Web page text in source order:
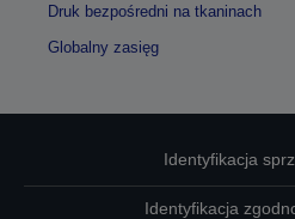
Druk bezpośredni na tkaninach
Globalny zasięg
Identyfikacja
Identyfikacja